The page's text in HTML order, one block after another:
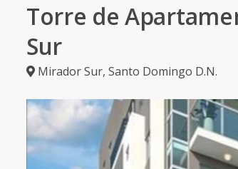
Torre de
Sur
Mirador Sur, Santo Domingo D.N.